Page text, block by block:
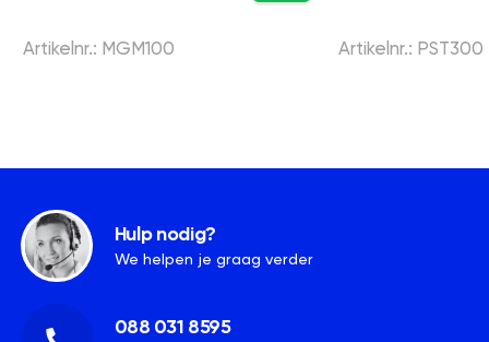
Artikelnr.: MGM100 Artikelnr.: PST300
Hulp nodig?
We helpen je graag verder
088 031 8595